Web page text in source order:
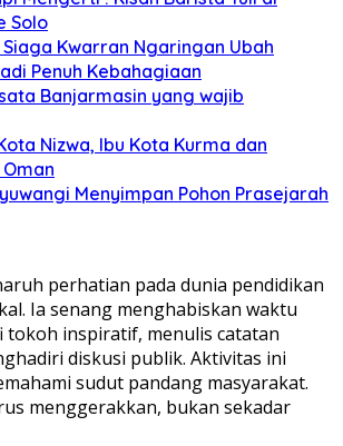
Solo
Kwarran Ngaringan Ubah
Penuh Kebahagiaan
Banjarmasin yang wajib
Nizwa, Ibu Kota Kurma dan
Menyimpan Pohon Prasejarah
perhatian pada dunia pendidikan
Ia senang menghabiskan waktu
tokoh inspiratif, menulis catatan
diskusi publik. Aktivitas ini
sudut pandang masyarakat.
menggerakkan, bukan sekadar